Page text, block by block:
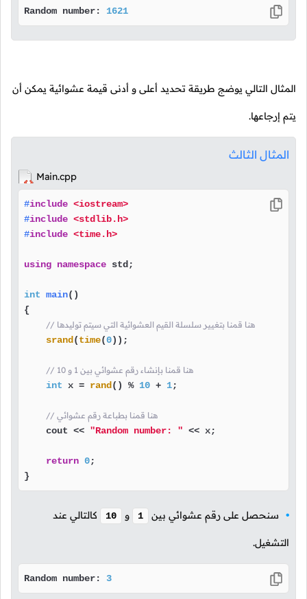
Random number: 1621
المثال التالي يوضج طريقة تحديد أعلى و أدنى قيمة عشوائية يمكن أن
يتم إرجاعها.
المثال الثالث
Main.cpp
#include <iostream>
#include <stdlib.h>
#include <time.h>
using namespace std;
int main()
{
// هنا قمنا بتغيير سلسلة القيم العشوائية التي سيتم توليدها
srand (time(0));
// هنا قمنا بإنشاء رقم عشوائي بين 1 و 10
int x = rand () % 10 + 1;
// هنا قمنا بطباعة رقم عشوائي
    cout <<
"Random number: " << x;
return 0;
}
سنحصل على رقم عشوائي بين 1 و 10 كالتالي عند
التشغيل.
Random number: 3